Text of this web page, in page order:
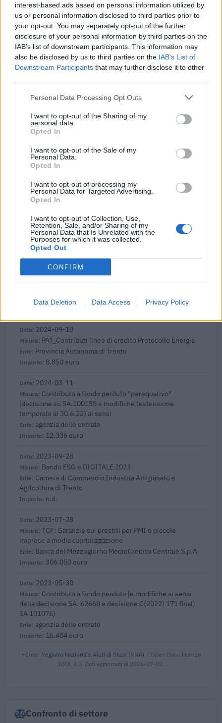
interest-based ads based on personal information utilized by
us or personal information disclosed to third parties prior to
your opt-out. You may separately opt-out of the further
disclosure of your personal information by third parties on the
IAB’s list of downstream participants. This information may
also be disclosed by us to third parties on the IAB’s List of
Downstream Participants that may further disclose it to other
Personal Data Processing Opt Outs
I want to opt-out of the Sharing of my
personal data.
Opted In
I want to opt-out of the Sale of my
Personal Data.
Opted In
I want to opt-out of processing my
Personal Data for Targeted Advertising.
Opted In
I want to opt-out of Collection, Use,
Retention, Sale, and/or Sharing of my
Personal Data that Is Unrelated with the
Purposes for which it was collected.
Opted Out
CONFIRM
Data Deletion Data Access Privacy Policy
PAT_Aiuto annuale Crescita Trentino - L.P. 6/2023
Provincia Autonoma di Trento
36.125 euro
2026-05-14
PAT Aiuti alle imprese L.P. 6/99 per INTERVENTI A
FAVORE DELL'ATTIVITA' di GARANZIA FIDI
15.300 euro
2025-10-02
Regolamento per i fondi interprofessionali per la
esentati ai s
Fondo artigianato formazione
2025-06-23
PAT - Aiuti alle imprese L.P. n. 6/99 – ID Misura CE
Provincia Autonoma di Trento
7.741 euro
2024-09-24
PAT Aiuti alle imprese L.P. 6/99 per INTERVENTI A
FAVORE DELL'ATTIVITA' di GARANZIA FIDI
COOPERATIVA
2024-09-10
PAT_Contributi linee di credito Protocollo Energia
Provincia Autonoma di Trento
8.850 euro
2024-03-11
Contributo a fondo perduto "perequativo"
[decisione su SA.100155 e modifiche (estensione
temporale al 30.6.22) ai sensi
agenzia delle entrate
12.336 euro
2023-09-28
Bando ESG e DIGITALE 2023
Camera di Commercio Industria Artigianato e
Agricoltura di Trento
n.d.
2023-07-28
TCF: Garanzie sui prestiti per PMI e piccole
imprese a media capitalizzazione
Banca del Mezzogiorno MedioCredito Centrale S.p.A.
306.050 euro
2023-05-30
Contributo a fondo perduto [e modifiche ai sensi
della decisione SA. 62668 e decisione C(2022) 171 final)
SA 101076)
agenzia delle entrate
16.484 euro
Fonte: Registro Nazionale Aiuti di Stato (RNA) – Open Data, licenza
IODL 2.0. Dati aggiornati al 2026-07-02.
Confronto di settore